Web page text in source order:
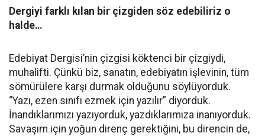
Dergiyi farklı kılan bir çizgiden söz edebiliriz o
halde…
Edebiyat Dergisi’nin çizgisi köktenci bir çizgiydi,
muhalifti. Çünkü biz, sanatın, edebiyatın işlevinin, tüm
sömürülere karşı durmak olduğunu söylüyorduk.
“Yazı, ezen sınıfı ezmek için yazılır” diyorduk.
İnandıklarımızı yazıyorduk, yazdıklarımıza inanıyorduk.
Savaşım için yoğun direnç gerektiğini, bu direncin de,